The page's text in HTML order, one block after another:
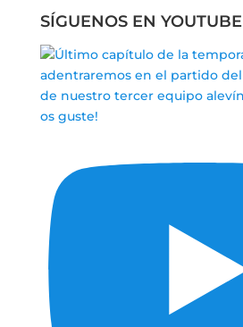
SÍGUENOS EN YOUTUBE